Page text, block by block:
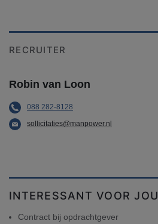
RECRUITER
Robin van Loon
088 282-8128
sollicitaties@manpower.nl
INTERESSANT VOOR JOU
Contract bij opdrachtgever